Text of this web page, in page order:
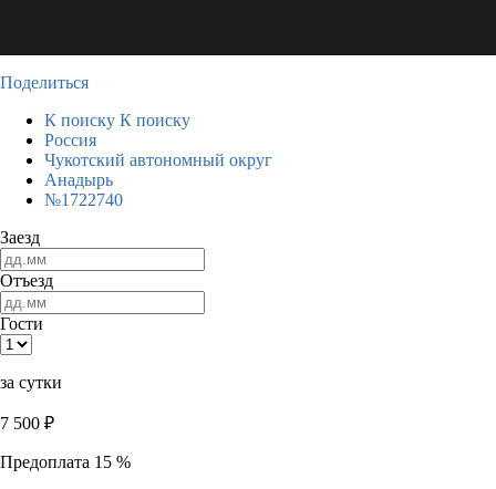
Поделиться
К поиску К поиску
Россия
Чукотский автономный округ
Анадырь
№1722740
Заезд
Отъезд
Гости
за сутки
7 500 ₽
Предоплата 15 %